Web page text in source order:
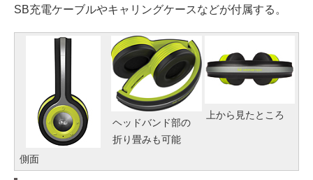
SB充電ケーブルやキャリングケースなどが付属する。
側面
ヘッドバンド部の
折り畳みも可能
上から見たところ